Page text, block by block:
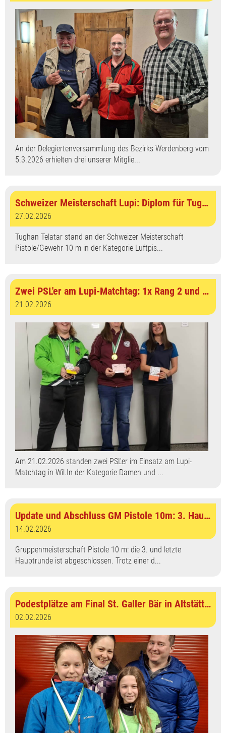
An der Delegiertenversammlung des Bezirks Werdenberg vom
5.3.2026 erhielten drei unserer Mitglie...
Schweizer Meisterschaft Lupi: Diplom für Tughan Telatar
27.02.2026
Tughan Telatar stand an der Schweizer Meisterschaft
Pistole/Gewehr 10 m in der Kategorie Luftpis...
Zwei PSL'er am Lupi-Matchtag: 1x Rang 2 und 1x Rang 4
21.02.2026
Am 21.02.2026 standen zwei PSL'er im Einsatz am Lupi-
Matchtag in Wil.In der Kategorie Damen und ...
Update und Abschluss GM Pistole 10m: 3. Hauptrunde absolviert
14.02.2026
Gruppenmeisterschaft Pistole 10 m: die 3. und letzte
Hauptrunde ist abgeschlossen. Trotz einer d...
Podestplätze am Final St. Galler Bär in Altstätten
02.02.2026